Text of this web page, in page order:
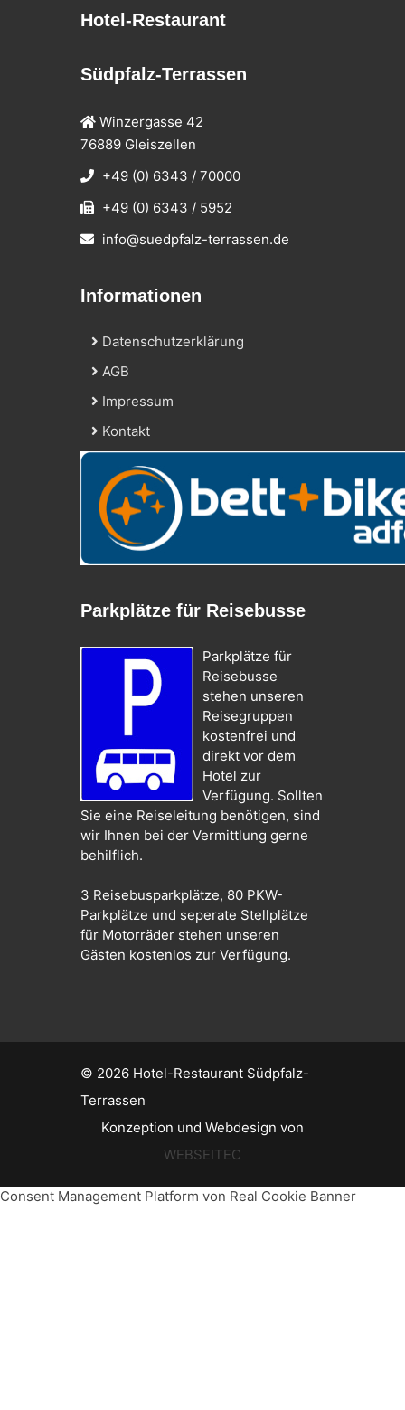
Hotel-Restaurant
Südpfalz-Terrassen
Winzergasse 42
76889 Gleiszellen
+49 (0) 6343 / 70000
+49 (0) 6343 / 5952
info@suedpfalz-terrassen.de
Informationen
Datenschutzerklärung
AGB
Impressum
Kontakt
Parkplätze für Reisebusse
Parkplätze für
Reisebusse
stehen unseren
Reisegruppen
kostenfrei und
direkt vor dem
Hotel zur
Verfügung. Sollten
Sie eine Reiseleitung benötigen, sind
wir Ihnen bei der Vermittlung gerne
behilflich.
3 Reisebusparkplätze, 80 PKW-
Parkplätze und seperate Stellplätze
für Motorräder stehen unseren
Gästen kostenlos zur Verfügung.
© 2026 Hotel-Restaurant Südpfalz-
Terrassen
Konzeption und Webdesign von
WEBSEITEC
Consent Management Platform von Real Cookie Banner